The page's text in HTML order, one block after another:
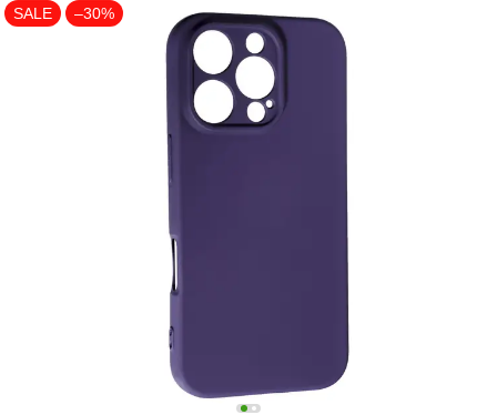
SALE –30%